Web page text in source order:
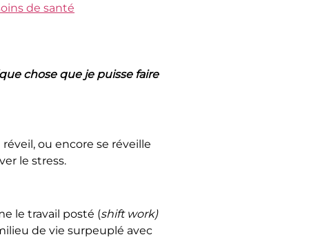
de santé
chose que je puisse faire
ou encore se réveille
le stress.
le travail posté (shift work)
de vie surpeuplé avec